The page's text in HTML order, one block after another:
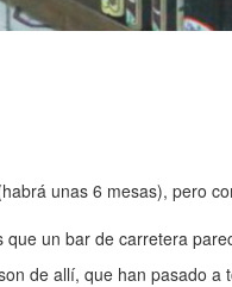
unas 6 mesas), pero
un bar de carretera
de allí, que han pasado a